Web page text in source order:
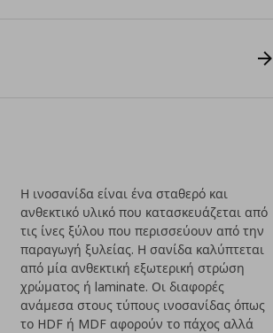
Η ινοσανίδα είναι ένα σταθερό και
ανθεκτικό υλικό που κατασκευάζεται από
τις ίνες ξύλου που περισσεύουν από την
παραγωγή ξυλείας. Η σανίδα καλύπτεται
από μία ανθεκτική εξωτερική στρώση
χρώματος ή laminate. Οι διαφορές
ανάμεσα στους τύπους ινοσανίδας όπως
το HDF ή MDF αφορούν το πάχος αλλά